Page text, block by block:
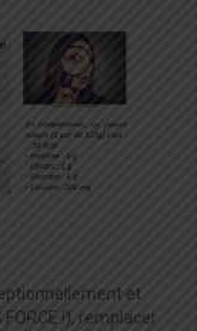
et
!), remplacer